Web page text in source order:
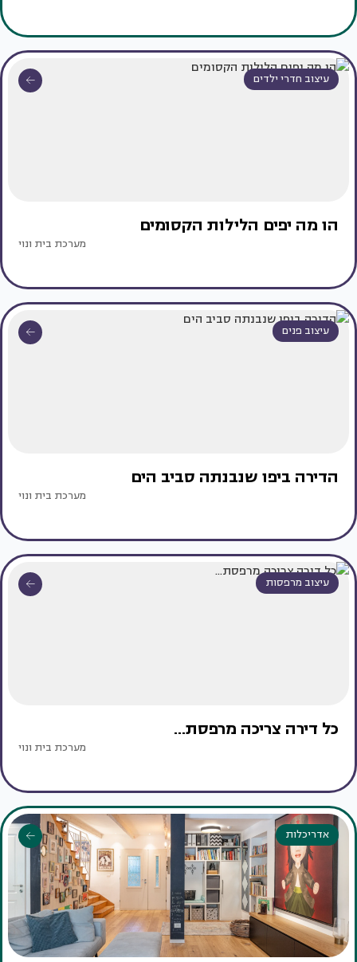
עיצוב חדרי ילדים
הו מה יפים הלילות הקסומים
מערכת בית ונוי
עיצוב פנים
הדירה ביפו שנבנתה סביב הים
מערכת בית ונוי
עיצוב מרפסות
כל דירה צריכה מרפסת...
מערכת בית ונוי
אדריכלות